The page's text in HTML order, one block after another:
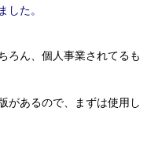
した。
ろん、個人事業されてるも
があるので、まずは使用し